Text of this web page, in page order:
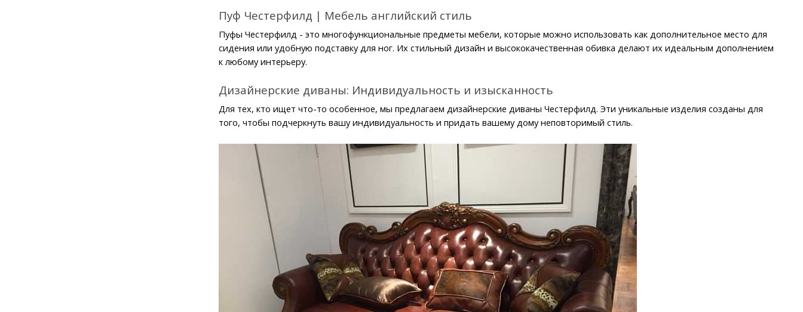
Пуф Честерфилд | Мебель английский стиль
Пуфы Честерфилд - это многофункциональные предметы мебели, которые можно использовать как дополнительное место для
сидения или удобную подставку для ног. Их стильный дизайн и высококачественная обивка делают их идеальным дополнением
к любому интерьеру.
Дизайнерские диваны: Индивидуальность и изысканность
Для тех, кто ищет что-то особенное, мы предлагаем дизайнерские диваны Честерфилд. Эти уникальные изделия созданы для
того, чтобы подчеркнуть вашу индивидуальность и придать вашему дому неповторимый стиль.